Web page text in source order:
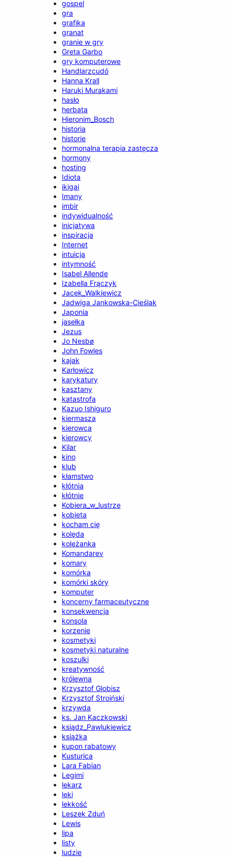
gospel
gra
grafika
granat
granie w gry
Greta Garbo
gry komputerowe
Handlarzcudó
Hanna Krall
Haruki Murakami
hasło
herbata
Hieronim_Bosch
historia
historie
hormonalna terapia zastęcza
hormony
hosting
Idiota
ikigai
Imany
imbir
indywidualność
inicjatywa
inspiracja
Internet
intuicja
intymność
Isabel Allende
Izabella Frączyk
Jacek_Walkiewicz
Jadwiga Jankowska-Cieślak
Japonia
jasełka
Jezus
Jo Nesbø
John Fowles
kajak
Karłowicz
karykatury
kasztany
katastrofa
Kazuo Ishiguro
kiermasza
kierowca
kierowcy
Kilar
kino
klub
kłamstwo
kłótnia
kłótnie
Kobiera_w_lustrze
kobieta
kocham cię
kolęda
koleżanka
Komandarev
komary
komórka
komórki skóry
komputer
koncerny farmaceutyczne
konsekwencja
konsola
korzenie
kosmetyki
kosmetyki naturalne
koszulki
kreatywność
królewna
Krzysztof Globisz
Krzysztof Stroiński
krzywda
ks. Jan Kaczkowski
ksiądz_Pawlukiewicz
książka
kupon rabatowy
Kusturica
Lara Fabian
Legimi
lekarz
leki
lekkość
Leszek Zduń
Lewis
lipa
listy
ludzie